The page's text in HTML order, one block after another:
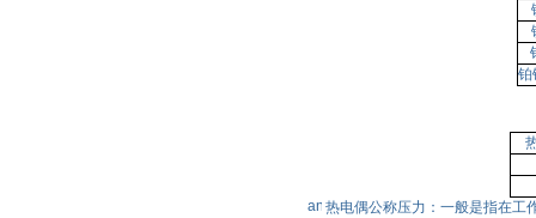
铂
热电偶公称压力：一般是指在工